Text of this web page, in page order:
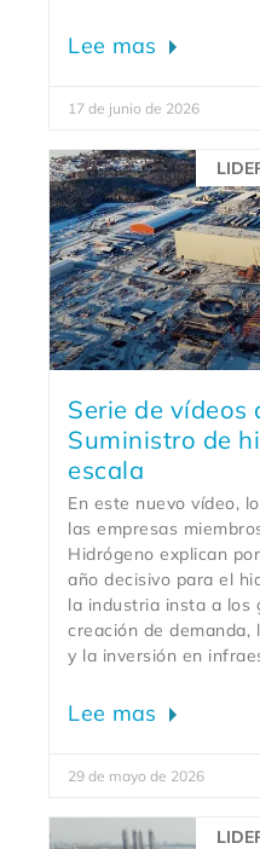
Lee mas
17 de junio de 2026
Serie de vídeos
Suministro de
escala
En este nuevo vídeo,
las empresas
Hidrógeno explican
año decisivo para el
la industria insta a los
creación de demanda,
y la inversión en
Lee mas
29 de mayo de 2026